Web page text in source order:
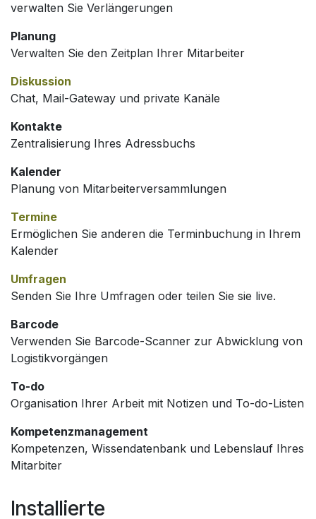
verwalten Sie Verlängerungen
Planung
Verwalten Sie den Zeitplan Ihrer Mitarbeiter
Diskussion
Chat, Mail-Gateway und private Kanäle
Kontakte
Zentralisierung Ihres Adressbuchs
Kalender
Planung von Mitarbeiterversammlungen
Termine
Ermöglichen Sie anderen die Terminbuchung in Ihrem
Kalender
Umfragen
Senden Sie Ihre Umfragen oder teilen Sie sie live.
Barcode
Verwenden Sie Barcode-Scanner zur Abwicklung von
Logistikvorgängen
To-do
Organisation Ihrer Arbeit mit Notizen und To-do-Listen
Kompetenzmanagement
Kompetenzen, Wissendatenbank und Lebenslauf Ihres
Mitarbiter
Installierte